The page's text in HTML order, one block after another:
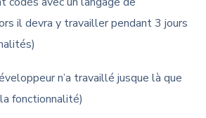
il devra y travailler pendant 3 jours
n’a travaillé jusque là que
fonctionnalité)